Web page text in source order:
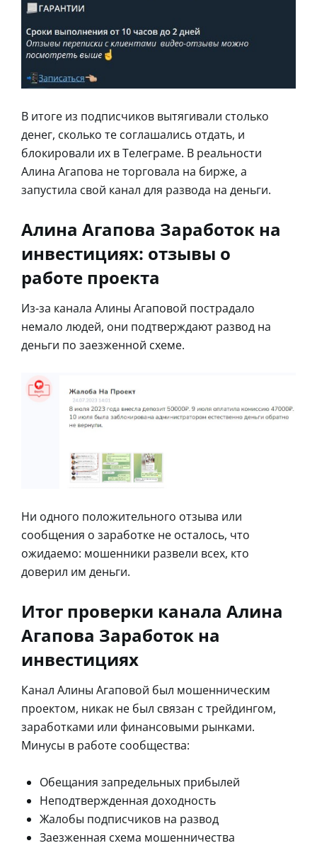
В итоге из подписчиков вытягивали столько
денег, сколько те соглашались отдать, и
блокировали их в Телеграме. В реальности
Алина Агапова не торговала на бирже, а
запустила свой канал для развода на деньги.
Алина Агапова Заработок на
инвестициях: отзывы о
работе проекта
Из-за канала Алины Агаповой пострадало
немало людей, они подтверждают развод на
деньги по заезженной схеме.
Ни одного положительного отзыва или
сообщения о заработке не осталось, что
ожидаемо: мошенники развели всех, кто
доверил им деньги.
Итог проверки канала Алина
Агапова Заработок на
инвестициях
Канал Алины Агаповой был мошенническим
проектом, никак не был связан с трейдингом,
заработками или финансовыми рынками.
Минусы в работе сообщества:
Обещания запредельных прибылей
Неподтвержденная доходность
Жалобы подписчиков на развод
Заезженная схема мошенничества